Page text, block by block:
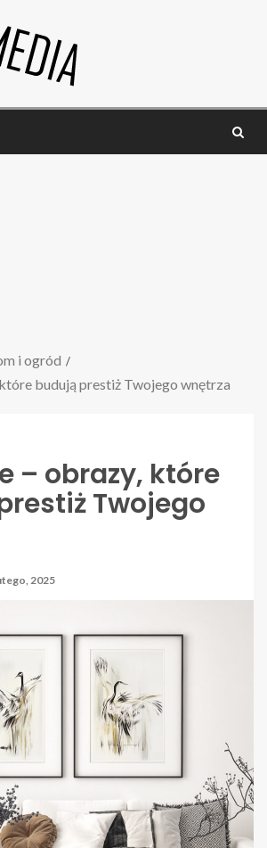
i ogród
budują prestiż Twojego wnętrza
– obrazy, które
Twojego
2025